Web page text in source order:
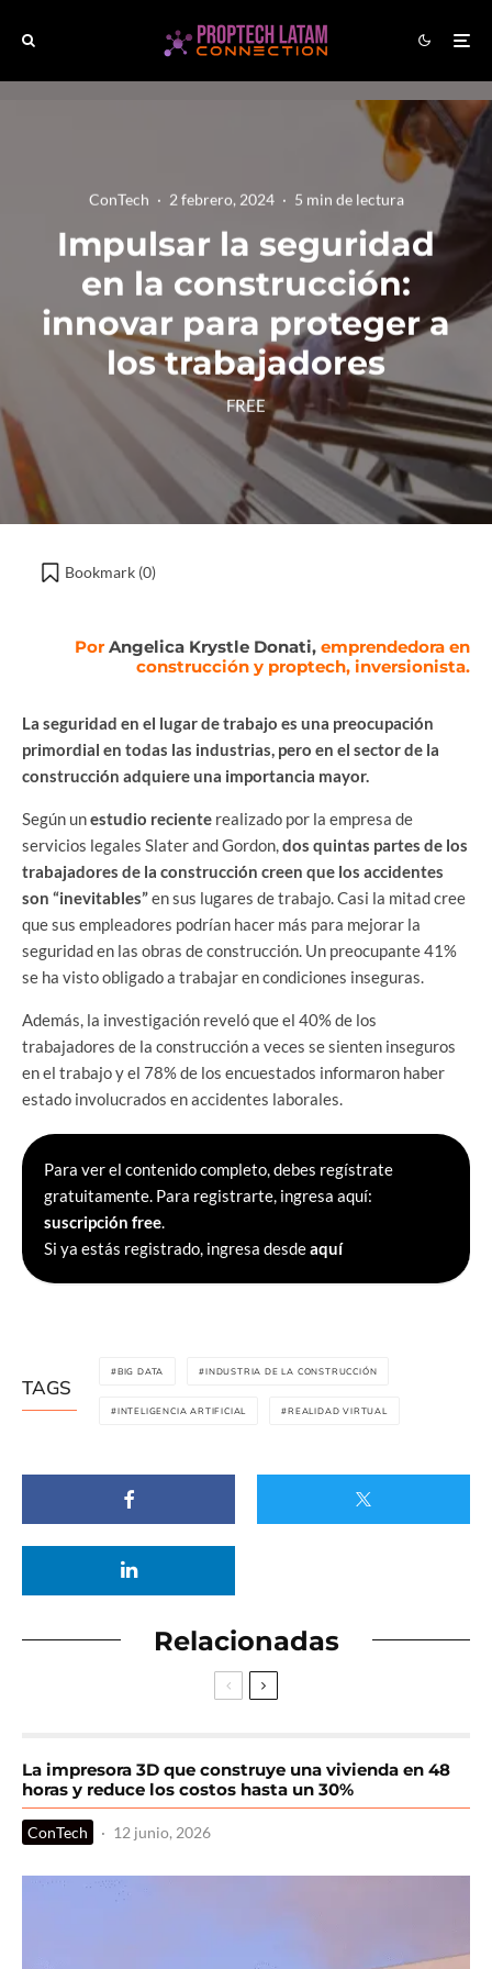
ConTech · 2 febrero, 2024 · 5 min de lectura
Impulsar la seguridad
en la construcción:
innovar para proteger a
los trabajadores
FREE
Bookmark (0)
PorAngelica Krystle Donati, emprendedora en
construcción y proptech, inversionista.
La seguridad en el lugar de trabajo es una preocupación
primordial en todas las industrias, pero en el sector de la
construcción adquiere una importancia mayor.
Según unestudio reciente realizado por la empresa de
servicios legales Slater and Gordon,dos quintas partes de los
trabajadores de la construcción creen que los accidentes
son “inevitables”en sus lugares de trabajo. Casi la mitad cree
que sus empleadores podrían hacer más para mejorar la
seguridad en las obras de construcción. Un preocupante 41%
se ha visto obligado a trabajar en condiciones inseguras.
Además, la investigación reveló que el 40% de los
trabajadores de la construcción a veces se sienten inseguros
en el trabajo y el 78% de los encuestados informaron haber
estado involucrados en accidentes laborales.
Para ver el contenido completo, debes regístrate
gratuitamente. Para registrarte, ingresa aquí:
suscripción free.
Si ya estás registrado, ingresa desdeaquí
TAGS
BIG DATA INDUSTRIA DE LA CONSTRUCCIÓN
INTELIGENCIA ARTIFICIAL REALIDAD VIRTUAL
Relacionadas
La impresora 3D que construye una vivienda en 48
horas y reduce los costos hasta un 30%
ConTech · 12 junio, 2026